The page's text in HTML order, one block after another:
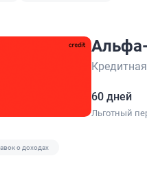
60 дней
Льготный
о доходах